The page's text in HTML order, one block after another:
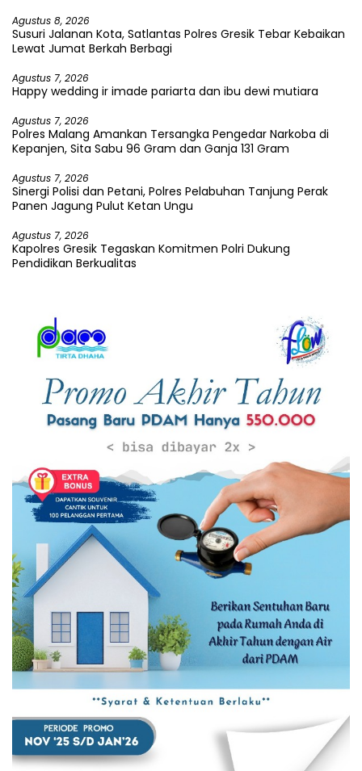
Agustus 8, 2026
Susuri Jalanan Kota, Satlantas Polres Gresik Tebar Kebaikan
Lewat Jumat Berkah Berbagi
Agustus 7, 2026
Happy wedding ir imade pariarta dan ibu dewi mutiara
Agustus 7, 2026
Polres Malang Amankan Tersangka Pengedar Narkoba di
Kepanjen, Sita Sabu 96 Gram dan Ganja 131 Gram
Agustus 7, 2026
Sinergi Polisi dan Petani, Polres Pelabuhan Tanjung Perak
Panen Jagung Pulut Ketan Ungu
Agustus 7, 2026
Kapolres Gresik Tegaskan Komitmen Polri Dukung
Pendidikan Berkualitas